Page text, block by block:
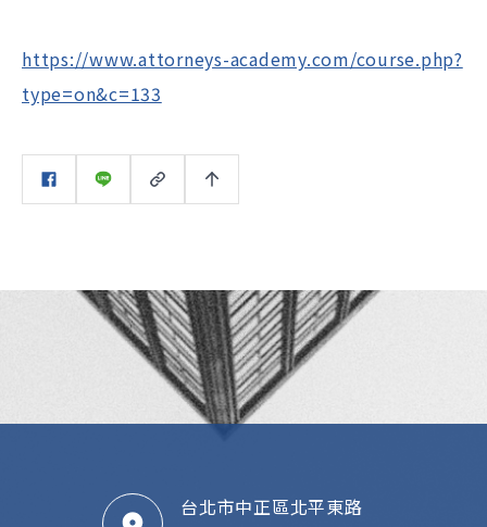
https://www.attorneys-academy.com/course.php?
type=on&c=133
台北市中正區北平東路